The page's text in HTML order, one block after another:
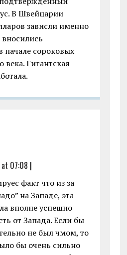
В Швейцарии
зависли именно
начале сороковых
Гигантская
07:08 |
факт что из за
на Западе, эта
вполне успешно
от Запада. Если бы
не был чмом, то
бы очень сильно